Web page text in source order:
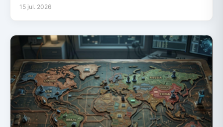
15 jul. 2026